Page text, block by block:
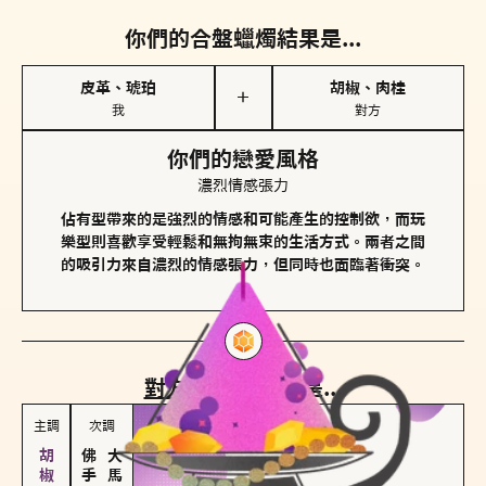
你們的合盤蠟燭結果是...
皮革、琥珀
我
＋
胡椒、肉桂
對方
你們的戀愛風格
濃烈情感張力
佔有型帶來的是強烈的情感和可能產生的控制欲，而玩
樂型則喜歡享受輕鬆和無拘無束的生活方式。兩者之間
的吸引力來自濃烈的情感張力，但同時也面臨著衝突。
對方 的主調蠟燭是...
主調 次調